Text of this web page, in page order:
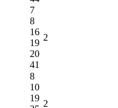
7
8
16
19
20
41
2
8
10
19
2